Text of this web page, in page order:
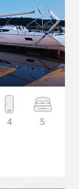
4 5